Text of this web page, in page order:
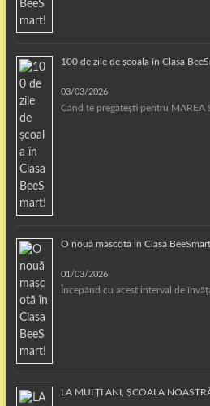
100 de zile de școala în Clasa
03/03/2026
Când te pregătești pentru MAREA
O nouă mascotă în Clasa
01/03/2026
Începând cu acest interval de
LA MULȚI ANI, ȘCOALA